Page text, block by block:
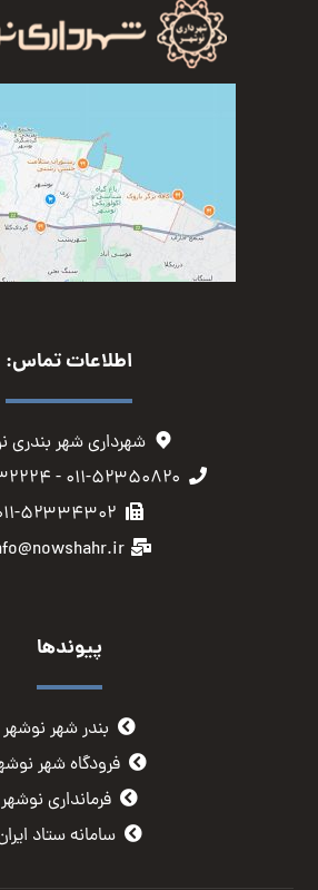
اطلاعات تماس:
شهرداری شهر بندری
۰۱۱-۵۲۳۵۰۸۲۰ - ۰۱۱-۵۲۳۳۲۲۲۴
۰۱۱-
پیوندها
بندر شهر نوشهر
فرودگاه شهر
فرمانداری نوشهر
سامانه ستاد